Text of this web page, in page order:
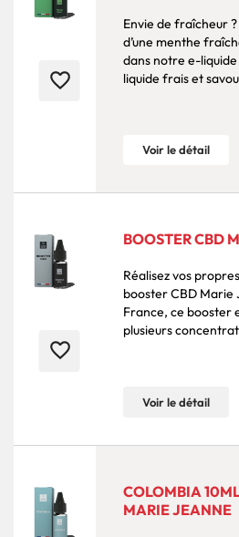
favorite_border
Envie de fraîcheur
d’une menthe
dans notre e-
liquide frais et
Voir le détail
favorite_border
BOOSTER CBD
Réalisez vos
booster CBD Marie Jeanne .
France, ce booster
plusieurs
Voir le détail
COLOMBIA
MARIE JEANNE